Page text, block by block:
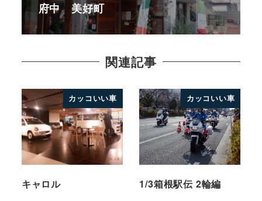
府中 美好町
関連記事
カッコいい車
キャロル
カッコいい車
1/3箱根駅伝 2輪編